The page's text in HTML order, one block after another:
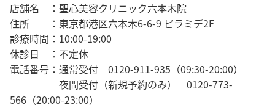
店舗名 ：聖心美容クリニック六本木院
住所 ：東京都港区六本木6-6-9 ピラミデ2F
診療時間：10:00-19:00
休診日 ：不定休
電話番号：通常受付 0120-911-935（09:30-20:00）
夜間受付（新規予約のみ） 0120-773-
566（20:00-23:00）